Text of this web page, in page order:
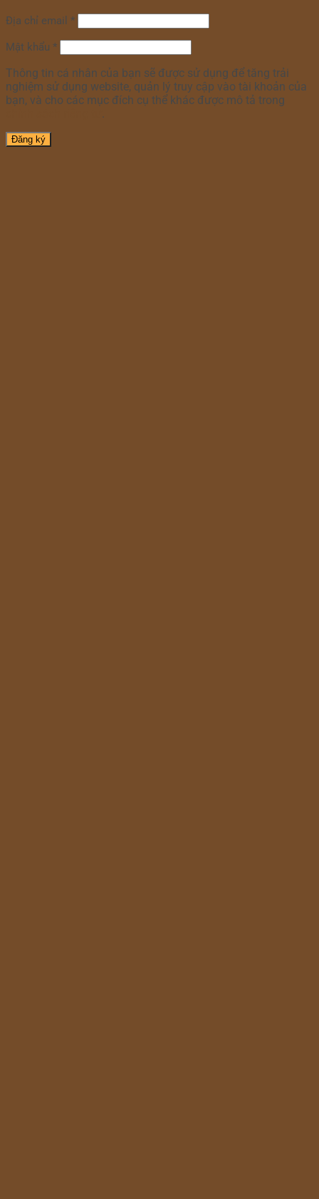
Địa chỉ email *
Mật khẩu *
Thông tin cá nhân của bạn sẽ được sử dụng để tăng trải
nghiệm sử dụng website, quản lý truy cập vào tài khoản của
bạn, và cho các mục đích cụ thể khác được mô tả trong
Đăng ký